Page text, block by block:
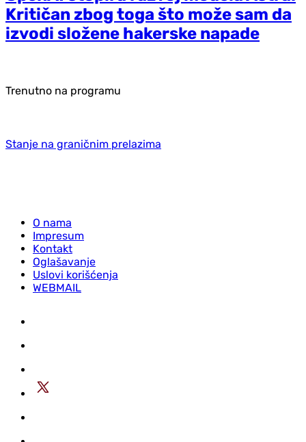
Kritičan zbog toga što može sam da
izvodi složene hakerske napade
Trenutno na programu
Stanje na graničnim prelazima
O nama
Impresum
Kontakt
Oglašavanje
Uslovi korišćenja
WEBMAIL